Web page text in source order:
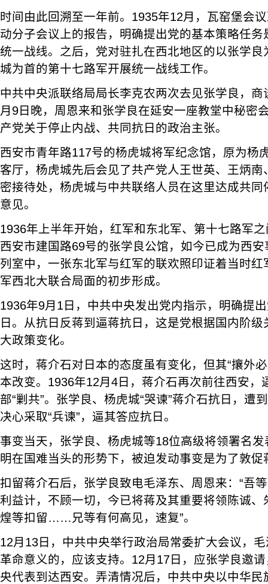
时间由此回溯至一年前。1935年12月，瓦窑堡会
动分子会议上的报告，明确提出党的基本策略任
统一战线。之后，党对驻扎在西北地区的以张学
城为首的第十七路军开展统一战线工作。
中共中央派联络局局长李克农两次去见张学良，
月9日晚，周恩来和张学良在延安一座教堂中秘密
产党关于停止内战、共同抗日的政治主张。
西安市青年路117号的杨虎城将军纪念馆，原为杨
客厅，杨虎城先后会见了共产党人王世英、王炳
密接待处，杨虎城与中共联络人员在这里达成共
意见。
1936年上半年开始，红军和东北军、第十七路军
西安市建国路69号的张学良公馆，如今已成为西
列室中，一张东北军与红军的联欢照印证着当时
军西北大联合局面的初步形成。
1936年9月1日，中共中央发出党内指示，明确提
日。从抗日反蒋到逼蒋抗日，这是党根据国内阶
大政策变化。
这时，蒋介石对日本的态度虽有变化，但其“攘外
本改变。1936年12月4日，蒋介石再次前往西安，
部“剿共”。张学良、杨虎城“哭谏”蒋介石抗日，遭
决心采取“兵谏”，逼其答应抗日。
事变当天，张学良、杨虎城等18位高级将领署名
明在国难当头的形势下，被迫发动事变是为了敦促
扣留蒋介石后，张学良致电毛泽东、周恩来：“吾
利益计，不顾一切，今已将蒋及其重要将领陈诚
煌等扣留……兄等有何高见，速复”。
12月13日，中共中央举行政治局常委扩大会议，
革命意义的，应该支持。12月17日，应张学良邀
央代表到达西安。弄清情况后，中共中央以中华